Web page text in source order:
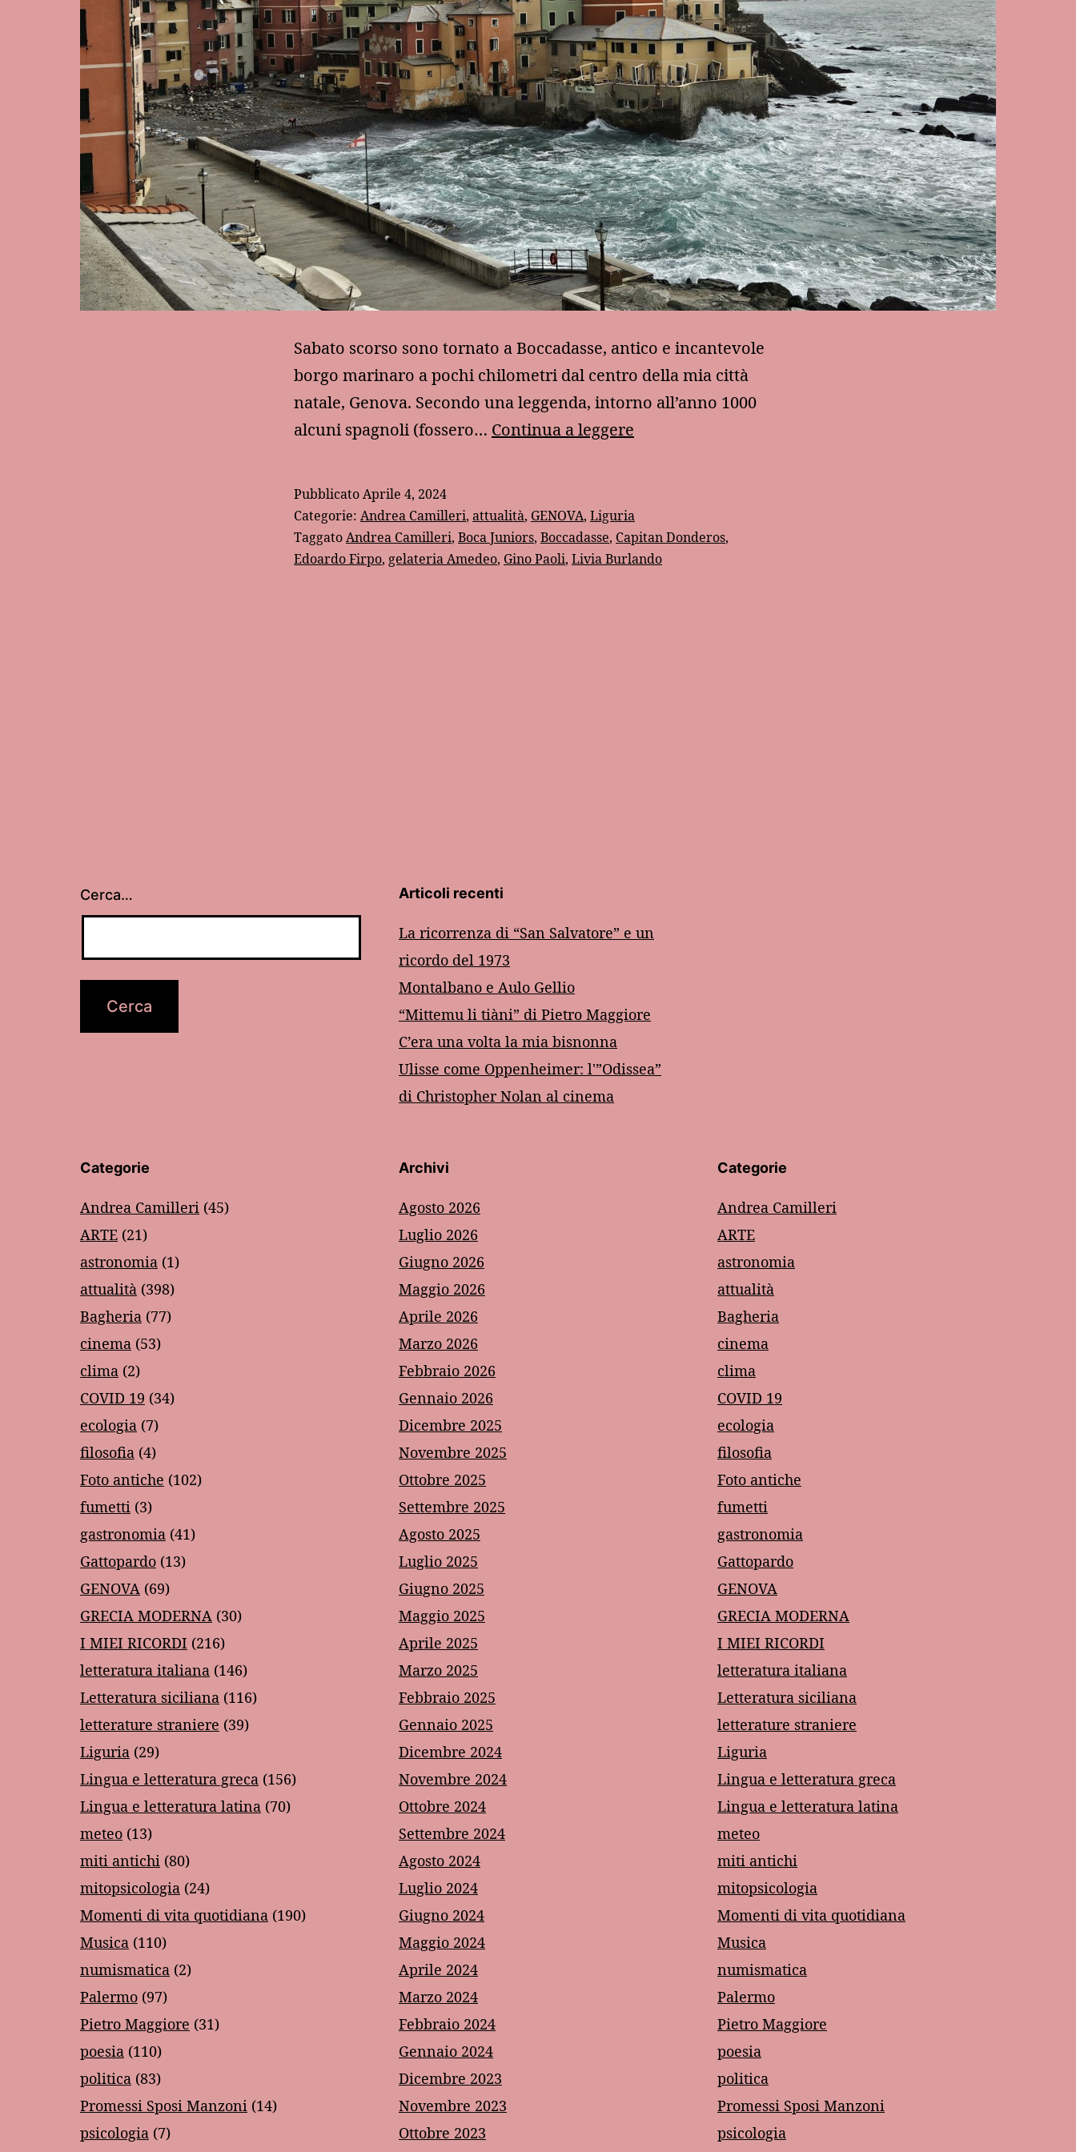
Sabato scorso sono tornato a Boccadasse, antico e incantevole
borgo marinaro a pochi chilometri dal centro della mia città
natale, Genova. Secondo una leggenda, intorno all’anno 1000
alcuni spagnoli (fossero… Continua a leggere
PubblicatoAprile 4, 2024
Categorie: Andrea Camilleri, attualità, GENOVA, Liguria
TaggatoAndrea Camilleri, Boca Juniors, Boccadasse, Capitan Donderos,
Edoardo Firpo, gelateria Amedeo, Gino Paoli, Livia Burlando
Cerca… Articoli recenti
La ricorrenza di “San Salvatore” e un
ricordo del 1973
Montalbano e Aulo Gellio
“Mittemu li tiàni” di Pietro Maggiore
C’era una volta la mia bisnonna
Ulisse come Oppenheimer: l'”Odissea”
di Christopher Nolan al cinema
Categorie
Andrea Camilleri (45)
ARTE (21)
astronomia (1)
attualità (398)
Bagheria (77)
cinema (53)
clima (2)
COVID 19 (34)
ecologia (7)
filosofia (4)
Foto antiche (102)
fumetti (3)
gastronomia (41)
Gattopardo (13)
GENOVA (69)
GRECIA MODERNA (30)
I MIEI RICORDI (216)
letteratura italiana (146)
Letteratura siciliana (116)
letterature straniere (39)
Liguria (29)
Lingua e letteratura greca (156)
Lingua e letteratura latina (70)
meteo (13)
miti antichi (80)
mitopsicologia (24)
Momenti di vita quotidiana (190)
Musica (110)
numismatica (2)
Palermo (97)
Pietro Maggiore (31)
poesia (110)
politica (83)
Promessi Sposi Manzoni (14)
psicologia (7)
Archivi
Agosto 2026
Luglio 2026
Giugno 2026
Maggio 2026
Aprile 2026
Marzo 2026
Febbraio 2026
Gennaio 2026
Dicembre 2025
Novembre 2025
Ottobre 2025
Settembre 2025
Agosto 2025
Luglio 2025
Giugno 2025
Maggio 2025
Aprile 2025
Marzo 2025
Febbraio 2025
Gennaio 2025
Dicembre 2024
Novembre 2024
Ottobre 2024
Settembre 2024
Agosto 2024
Luglio 2024
Giugno 2024
Maggio 2024
Aprile 2024
Marzo 2024
Febbraio 2024
Gennaio 2024
Dicembre 2023
Novembre 2023
Ottobre 2023
Categorie
Andrea Camilleri
ARTE
astronomia
attualità
Bagheria
cinema
clima
COVID 19
ecologia
filosofia
Foto antiche
fumetti
gastronomia
Gattopardo
GENOVA
GRECIA MODERNA
I MIEI RICORDI
letteratura italiana
Letteratura siciliana
letterature straniere
Liguria
Lingua e letteratura greca
Lingua e letteratura latina
meteo
miti antichi
mitopsicologia
Momenti di vita quotidiana
Musica
numismatica
Palermo
Pietro Maggiore
poesia
politica
Promessi Sposi Manzoni
psicologia